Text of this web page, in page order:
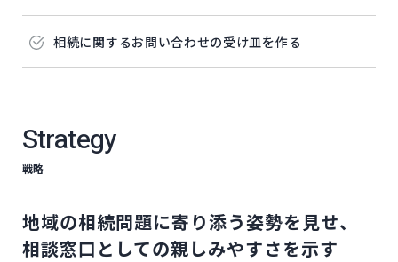
相続に​関する​お問い​合わせの​受け皿を​作る
Strategy
戦略
地域の​相続問題に​寄り添う​姿勢を​見せ、​
相談窓口と​しての​親しみやすさを​示す